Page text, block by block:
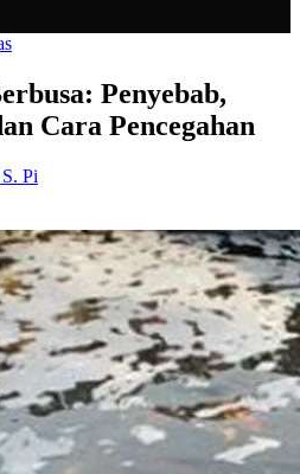
Penyebab,
Cara Pencegahan
Pi